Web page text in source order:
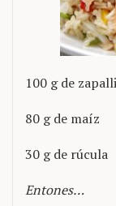
100 g de
80 g de maíz
30 g de rúcula
Entones…